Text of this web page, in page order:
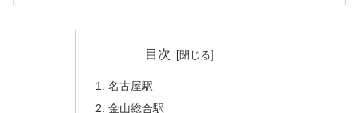
目次
名古屋駅
金山総合駅